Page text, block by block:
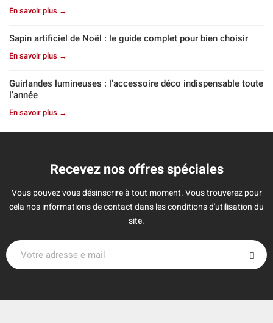
En savoir plus →
Sapin artificiel de Noël : le guide complet pour bien choisir
En savoir plus →
Guirlandes lumineuses : l’accessoire déco indispensable toute
l’année
En savoir plus →
Recevez nos offres spéciales
Vous pouvez vous désinscrire à tout moment. Vous trouverez pour
cela nos informations de contact dans les conditions d'utilisation du
site.